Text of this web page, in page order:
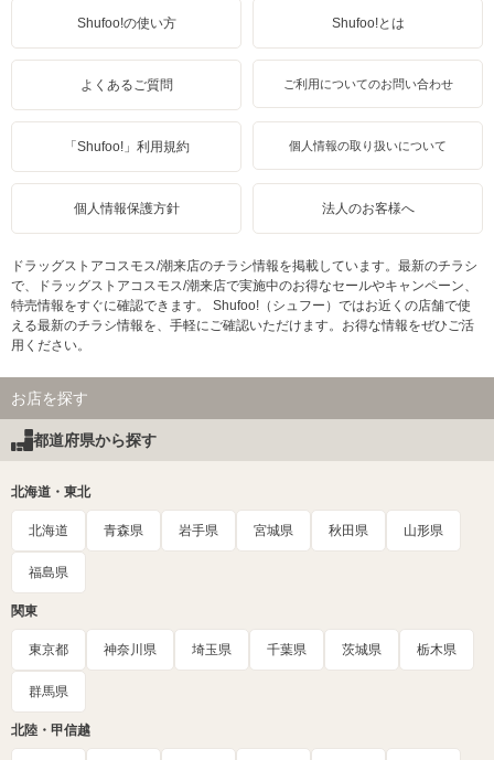
Shufoo!の使い方 Shufoo!とは
よくあるご質問 ご利用についてのお問い合わせ
「Shufoo!」利用規約 個人情報の取り扱いについて
個人情報保護方針 法人のお客様へ
ドラッグストアコスモス/潮来店のチラシ情報を掲載しています。最新のチラシ
で、ドラッグストアコスモス/潮来店で実施中のお得なセールやキャンペーン、
特売情報をすぐに確認できます。 Shufoo!（シュフー）ではお近くの店舗で使
える最新のチラシ情報を、手軽にご確認いただけます。お得な情報をぜひご活
用ください。
お店を探す
都道府県から探す
北海道・東北
北海道 青森県 岩手県 宮城県 秋田県 山形県
福島県
関東
東京都 神奈川県 埼玉県 千葉県 茨城県 栃木県
群馬県
北陸・甲信越